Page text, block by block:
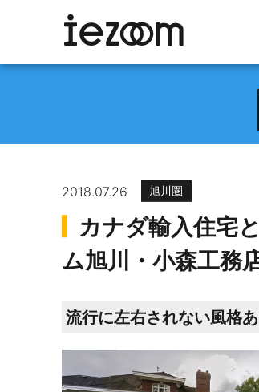
2018.07.26 旭川圏
カナダ輸入住宅
ム旭川・小森工務
流行に左右されない風格